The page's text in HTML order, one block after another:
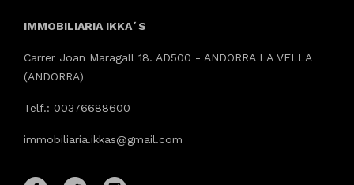
IMMOBILIARIA IKKA´S
Carrer Joan Maragall 18. AD500 - ANDORRA LA VELLA
(ANDORRA)
Telf.: 00376688600
immobiliaria.ikkas@gmail.com